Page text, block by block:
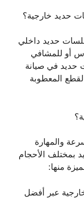
حديد خارجية؟
حديد داخلي
أو للمشافي
حديد في صيانة
المعطوبة
والمهارة
بمختلف الأحجام
منها:
عبر أفضل